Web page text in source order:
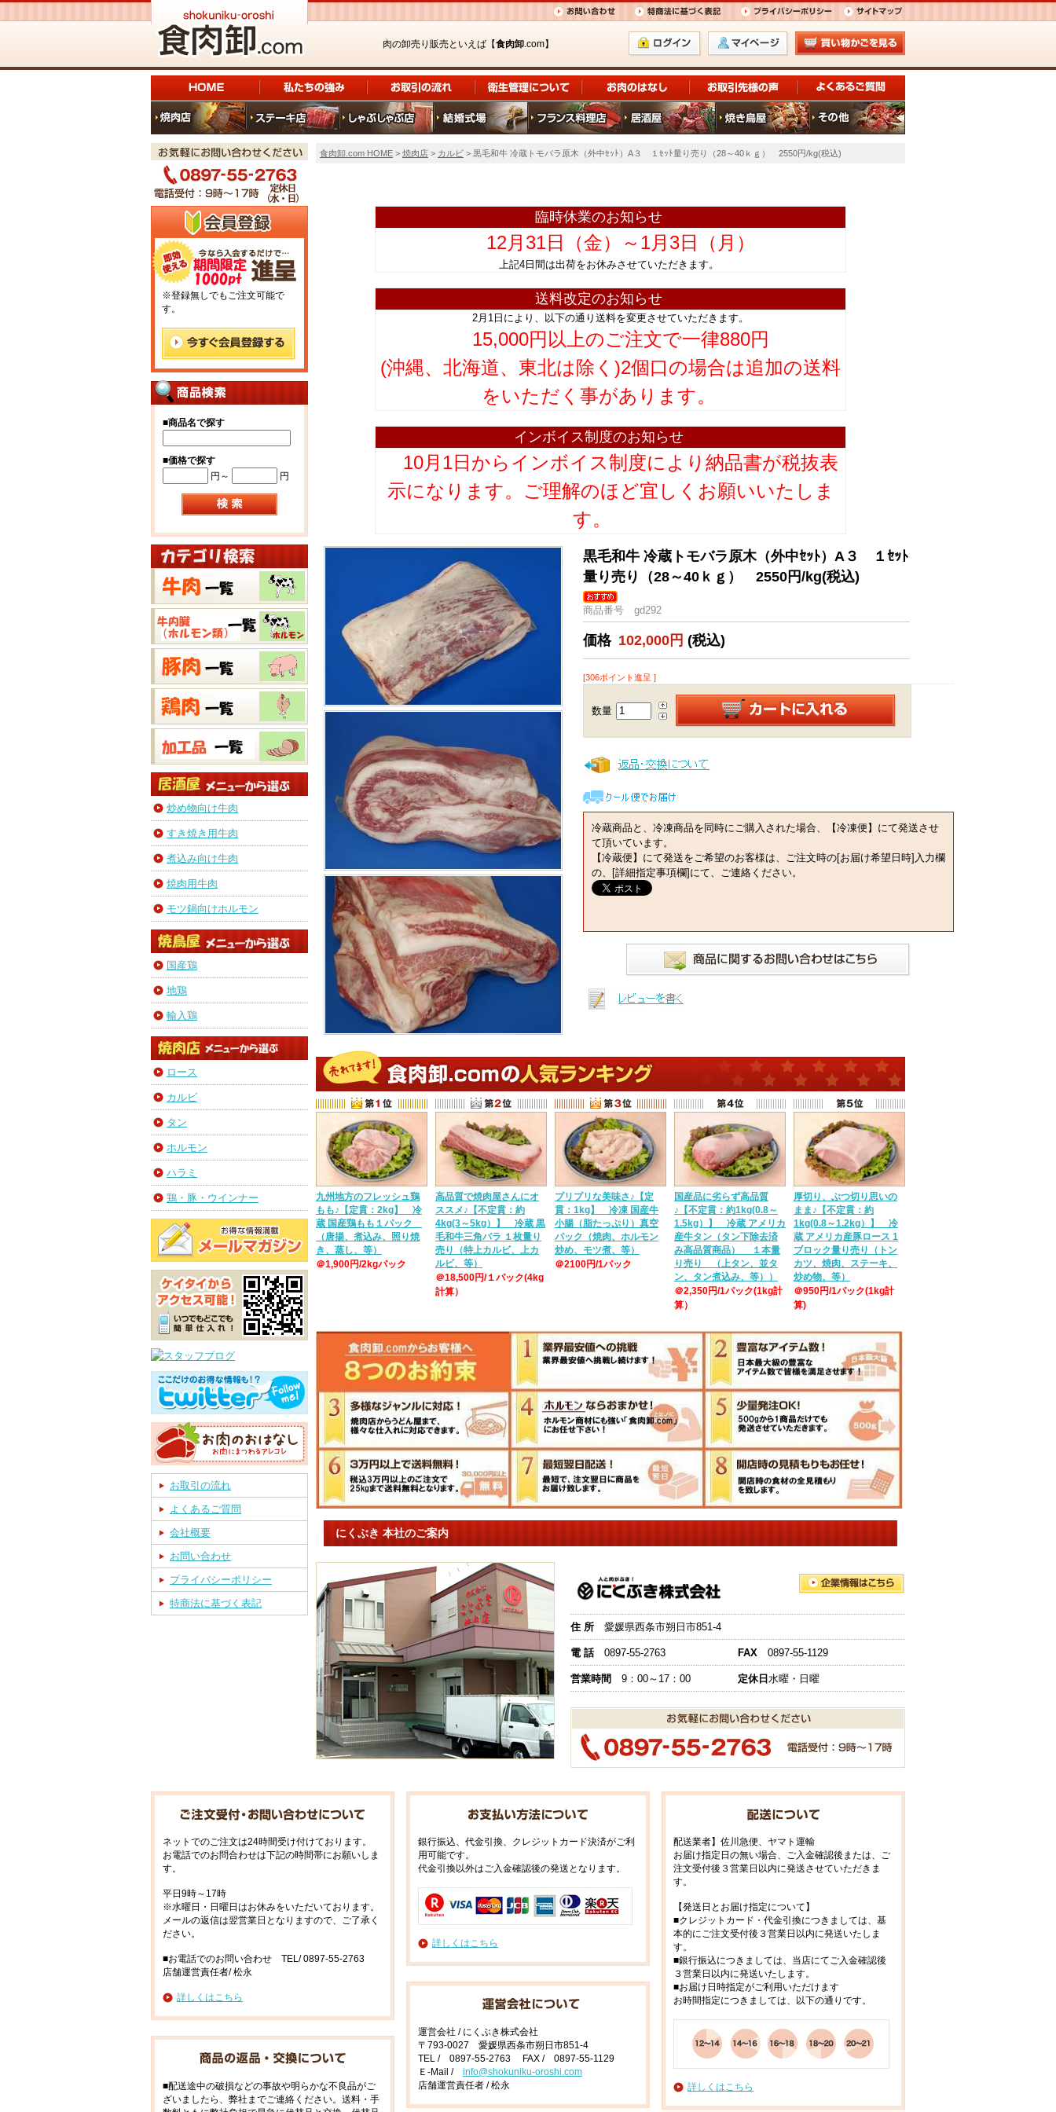
肉の卸売り販売といえば【食肉卸.com】
※登録無しでもご注文可能で
す。
■商品名で探す
■価格で探す
円～
円
炒め物向け牛肉
すき焼き用牛肉
煮込み向け牛肉
焼肉用牛肉
モツ鍋向けホルモン
国産鶏
地鶏
輸入鶏
ロース
カルビ
タン
ホルモン
ハラミ
鶏・豚・ウインナー
お取引の流れ
よくあるご質問
会社概要
お問い合わせ
プライバシーポリシー
特商法に基づく表記
食肉卸.com HOME > 焼肉店 > カルビ > 黒毛和牛 冷蔵トモバラ原木（外中ｾｯﾄ）A３ １ｾｯﾄ量り売り（28～40ｋｇ） 2550円/kg(税込)
臨時休業のお知らせ
12月31日（金）～1月3日（月）
上記4日間は出荷をお休みさせていただきます。
送料改定のお知らせ
2月1日により、以下の通り送料を変更させていただきます。
15,000円以上のご注文で一律880円
(沖縄、北海道、東北は除く)2個口の場合は追加の送料
をいただく事があります。
インボイス制度のお知らせ
10月1日からインボイス制度により納品書が税抜表
示になります。ご理解のほど宜しくお願いいたしま
す。
黒毛和牛 冷蔵トモバラ原木（外中ｾｯﾄ）A３ １ｾｯﾄ
量り売り（28～40ｋｇ） 2550円/kg(税込)
商品番号 gd292
価格 102,000円 (税込)
[306ポイント進呈 ]
数量
冷蔵商品と、冷凍商品を同時にご購入された場合、【冷凍便】にて発送させ
て頂いています。
【冷蔵便】にて発送をご希望のお客様は、ご注文時の[お届け希望日時]入力欄
の、[詳細指定事項欄]にて、ご連絡ください。
九州地方のフレッシュ鶏
もも♪【定貫：2kg】 冷
蔵 国産鶏もも１パック
（唐揚、煮込み、照り焼
き、蒸し、等）
＠1,900円/2kgパック
高品質で焼肉屋さんにオ
ススメ♪【不定貫：約
4kg(3～5kg）】 冷蔵 黒
毛和牛三角バラ １枚量り
売り（特上カルビ、上カ
ルビ、等）
＠18,500円/１パック(4kg
計算）
プリプリな美味さ♪【定
貫：1kg】 冷凍 国産牛
小腸（脂たっぷり）真空
パック（焼肉、ホルモン
炒め、モツ煮、等）
＠2100円/1パック
国産品に劣らず高品質
♪【不定貫：約1kg(0.8～
1.5kg）】 冷蔵 アメリカ
産牛タン（タン下除去済
み高品質商品） １本量
り売り （上タン、並タ
ン、タン煮込み、等））
＠2,350円/1パック(1kg計
算）
厚切り、ぶつ切り思いの
まま♪【不定貫：約
1kg(0.8～1.2kg）】 冷
蔵 アメリカ産豚ロース 1
ブロック量り売り（トン
カツ、焼肉、ステーキ、
炒め物、等）
＠950円/1パック(1kg計
算)
にくぶき 本社のご案内
住 所 愛媛県西条市朔日市851-4
電 話0897-55-2763 FAX 0897-55-1129
営業時間 9：00～17：00 定休日 水曜・日曜
ネットでのご注文は24時間受け付けております。
お電話でのお問合わせは下記の時間帯にお願いしま
す。
平日9時～17時
※水曜日・日曜日はお休みをいただいております。
メールの返信は翌営業日となりますので、ご了承く
ださい。
■お電話でのお問い合わせ TEL/ 0897-55-2763
店舗運営責任者/ 松永
詳しくはこちら
■配送途中の破損などの事故や明らかな不良品がご
ざいましたら、弊社までご連絡ください。送料・手
銀行振込、代金引換、クレジットカード決済がご利
用可能です。
代金引換以外はご入金確認後の発送となります。
詳しくはこちら
運営会社 / にくぶき株式会社
〒793-0027 愛媛県西条市朔日市851-4
TEL / 0897-55-2763 FAX / 0897-55-1129
Ｅ-Mail / info@shokuniku-oroshi.com
店舗運営責任者 / 松永
配送業者】佐川急便、ヤマト運輸
お届け指定日の無い場合、ご入金確認後または、ご
注文受付後３営業日以内に発送させていただきま
す。
【発送日とお届け指定について】
■クレジットカード・代金引換につきましては、基
本的にご注文受付後３営業日以内に発送いたしま
す。
■銀行振込につきましては、当店にてご入金確認後
３営業日以内に発送いたします。
■お届け日時指定がご利用いただけます
お時間指定につきましては、以下の通りです。
詳しくはこちら